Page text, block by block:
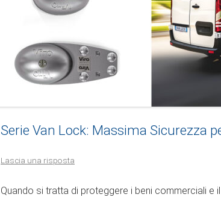
Serie Van Lock: Massima Sicurezza
Lascia una risposta
Quando si tratta di proteggere i beni commerciali e